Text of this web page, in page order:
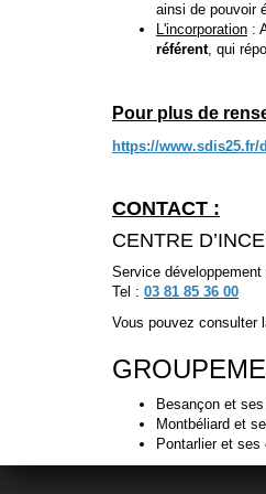
ainsi de pouvoir
L'incorporation :
référent, qui
Pour plus de
https://www.sdis25.fr/
CONTACT :
CENTRE
Service
Tel : 03 81 85 36 00
Vous pouvez consulter
Besançon et
Montbéliard et
Pontarlier et ses